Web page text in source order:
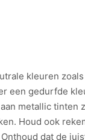
kleuren
een gedurfde
metallic tinten
Houd ook
dat de